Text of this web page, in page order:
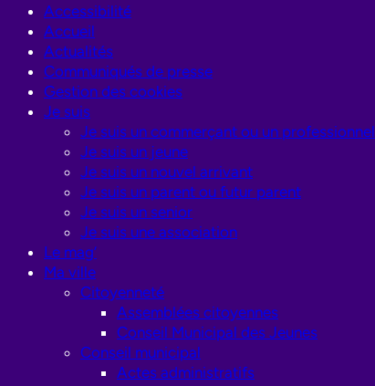
Accessibilité
Accueil
Actualités
Communiqués de presse
Gestion des cookies
Je suis
Je suis un commerçant ou un professionnel
Je suis un jeune
Je suis un nouvel arrivant
Je suis un parent ou futur parent
Je suis un senior
Je suis une association
Le mag’
Ma ville
Citoyenneté
Assemblées citoyennes
Conseil Municipal des Jeunes
Conseil municipal
Actes administratifs